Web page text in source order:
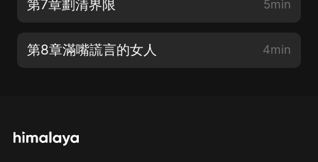
第7章劃清界限 5min
第8章滿嘴謊言的女人 4min